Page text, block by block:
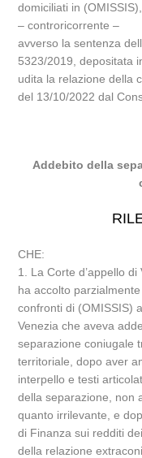
domiciliati in
– controricorrente –
avverso la sentenza
5323/2019, depositata
udita la relazione della
del 13/10/2022 dal
Addebito della
CHE:
1. La Corte d’appello
ha accolto
confronti di (OMISSIS)
Venezia che aveva
separazione coniugale
territoriale, dopo aver
interpello e testi
della separazione, non
quanto irrilevante, e
di Finanza sui redditi
della relazione